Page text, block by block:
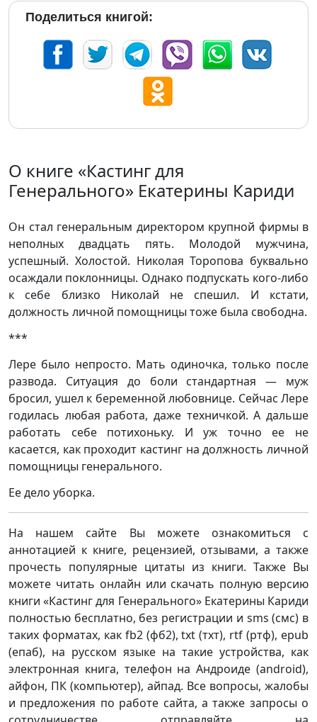
Поделиться книгой:
О книге «Кастинг для
Генерального» Екатерины Кариди
Он стал генеральным директором крупной фирмы в
неполных двадцать пять. Молодой мужчина,
успешный. Холостой. Николая Торопова буквально
осаждали поклонницы. Однако подпускать кого-либо
к себе близко Николай не спешил. И кстати,
должность личной помощницы тоже была свободна.
***
Лере было непросто. Мать одиночка, только после
развода. Ситуация до боли стандартная — муж
бросил, ушел к беременной любовнице. Сейчас Лере
годилась любая работа, даже техничкой. А дальше
работать себе потихоньку. И уж точно ее не
касается, как проходит кастинг на должность личной
помощницы генерального.
Ее дело уборка.
На нашем сайте Вы можете ознакомиться с
аннотацией к книге, рецензией, отзывами, а также
прочесть популярные цитаты из книги. Также Вы
можете читать онлайн или скачать полную версию
книги «Кастинг для Генерального» Екатерины Кариди
полностью бесплатно, без регистрации и sms (смс) в
таких форматах, как fb2 (фб2), txt (тхт), rtf (ртф), epub
(епаб), на русском языке на такие устройства, как
электронная книга, телефон на Андроиде (android),
айфон, ПК (компьютер), айпад. Все вопросы, жалобы
и предложения по работе сайта, а также запросы о